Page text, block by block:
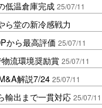
低温倉庫完成 25/07/11
ら堂の新冷感戦力
から最高評価 25/07/11
流環境奨励賞 25/07/11
解説7/24 25/07/11
輸出まで一貫対応 25/07/11